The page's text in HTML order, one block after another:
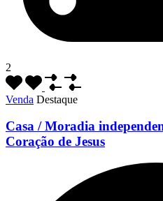
2
Venda Destaque
Casa / Moradia
Coração de Jesus